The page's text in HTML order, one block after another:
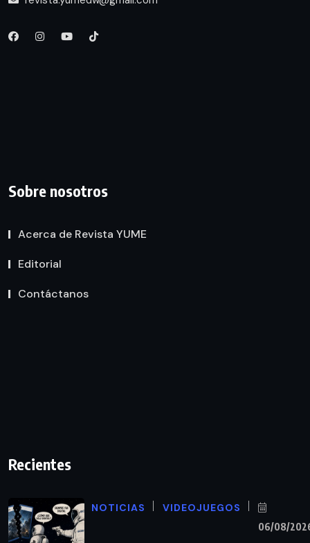
Sobre nosotros
Acerca de Revista YUME
Editorial
Contáctanos
Recientes
NOTICIAS VIDEOJUEGOS
06/08/